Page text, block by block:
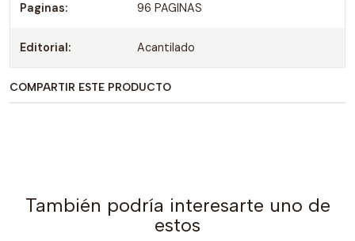
Paginas: 96 PAGINAS
Editorial: Acantilado
COMPARTIR ESTE PRODUCTO
También podría interesarte uno de
estos